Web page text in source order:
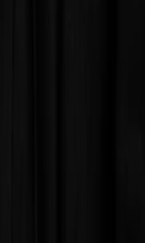
reutilizable con
para tu proyecto
de modales flexible, reutilizable y
librerías externas.